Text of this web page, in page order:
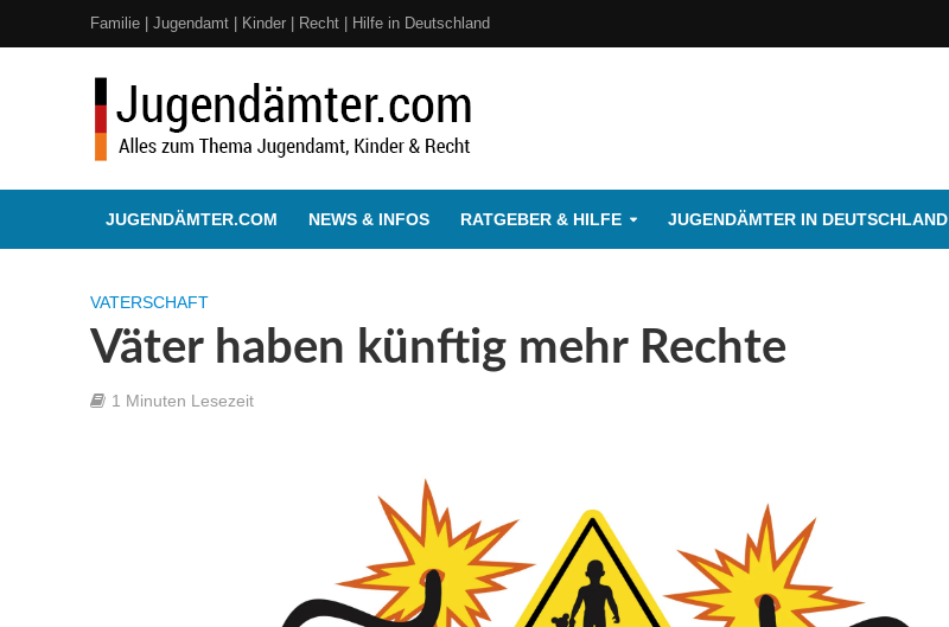
Familie | Jugendamt | Kinder | Recht | Hilfe in Deutschland
JUGENDÄMTER.COM NEWS & INFOS RATGEBER & HILFE JUGENDÄMTER IN DEUTSCHLAND
VATERSCHAFT
Väter haben künftig mehr Rechte
1 Minuten Lesezeit